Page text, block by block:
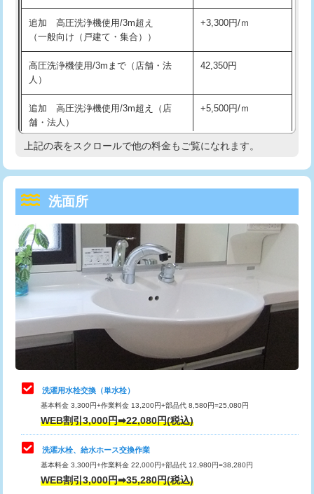
マス交換（深さ50㎝以上） 66,000円
コンクリート斫り（厚さ10㎝まで） 27,500円
コンクリート斫り（厚さ10㎝超え）
モルタル補修（厚さ10㎝まで）
モルタル補修（厚さ10㎝超え） 38,500円
洗面台設置 38,500円
追加人工
廃棄・処分 現場見積
※給水管工事は20mmまでの価格です。
持込商品取付（混合水栓） 16,500円
給水管工事※（ホール加工)
給水管工事※（バンド止め) 3,300円
給水管工事※（支持金具設置) 5,500円
給水管工事※（保温材使用（バンド止
め込み）)
5,500円
給水管工事※（土の掘削・埋め戻し作
業)
11,000円
給水管工事※（塩ビ管（VP・HI）使
用/3ｍまで)
33,000円
給水管工事※（塩ビ管（VP・HI）使
用（追加）/3ｍ超え)
給水管工事※（ライニング鋼管・銅
管・ポリ管・HT管使用/3ｍまで)
44,000円
給水管工事※（ライニング鋼管・銅
管・ポリ管・HT管使用/3ｍ超え)
排水管工事（土の掘削・埋め戻し作
業）
排水管工事（排水管工事/3ｍまで） 55,000円
追加 高圧洗浄機使用/3m超え
（一般向け（戸建て・集合））
+3,300円/ｍ
高圧洗浄機使用/3mまで（店舗・法
人）
42,350円
追加 高圧洗浄機使用/3m超え（店
舗・法人）
+5,500円/ｍ
高度高圧洗浄換 現地調査
トーラー機使用/3mまで
追加トーラー機使用/3m超え +3,300円
カメラ調査 33,000円
桝清掃
止水・漏水調査・防水処理・清掃・修
理・調整・分解・加工など（軽作業）
11,000円
止水・漏水調査・防水処理・清掃・修
理・調整・分解・加工など（中作業）
22,000円
止水・漏水調査・防水処理・清掃・修
理・調整・分解・加工など（重作業）
33,000円
キッチンタンク脱着
その他部品の脱着
上記の表をスクロールで他の料金もご覧になれます。
洗面所
洗濯用水栓交換（単水栓）
基本料金 3,300円+作業料金 13,200円+部品代 8,580円=25,080円
WEB割引3,000円➡22,080円(税込)
洗濯水栓、給水ホース交換作業
基本料金 3,300円+作業料金 22,000円+部品代 12,980円=38,280円
WEB割引3,000円➡35,280円(税込)